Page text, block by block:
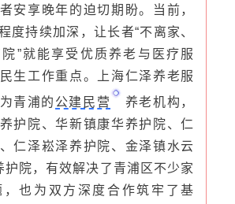
安享晚年的迫切期盼。当前，
度持续加深，让长者“不离家、
”就能享受优质养老与医疗服
生工作重点。上海仁泽养老服
青浦的 公建民营
养老机构，
护院、华新镇康华养护院、仁
仁泽崧泽养护院、金泽镇水云
护院，有效解决了青浦区不少家
，也为双方深度合作筑牢了基